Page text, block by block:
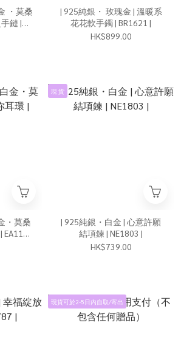
・莫桑
鏈 |
| 925純銀・ 玫瑰金 | 溫暖系
花花軟手鐲 | BR1621 |
HK$899.00
・莫桑
現 貨
| 925純銀・白金 | 心意許願
結項鍊 | NE1803 |
HK$739.00
現貨可於2-5日內自取/寄出